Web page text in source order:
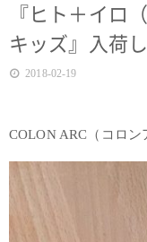
『ヒト＋イロ
キッズ』入荷
2018-02-19
COLON ARC（コロン